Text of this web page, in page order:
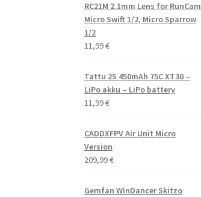
RC21M 2.1mm Lens for RunCam
Micro Swift 1/2, Micro Sparrow
1/2
11,99€
Tattu 2S 450mAh 75C XT30 –
LiPo akku – LiPo battery
11,99€
CADDXFPV Air Unit Micro
Version
209,99€
Gemfan WinDancer Skitzo